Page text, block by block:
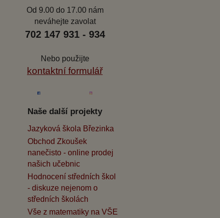
Od 9.00 do 17.00 nám
neváhejte zavolat
702 147 931 - 934
Nebo použijte
kontaktní formulář
Naše další projekty
Jazyková škola Březinka
Obchod Zkoušek
nanečisto - online prodej
našich učebnic
Hodnocení středních škol
- diskuze nejenom o
středních školách
Vše z matematiky na VŠE